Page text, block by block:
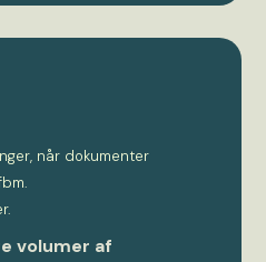
når dokumenter
volumer af